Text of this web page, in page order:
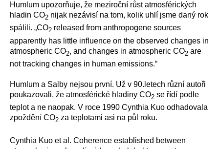
Humlum upozorňuje, že meziroční růst atmosférických
hladin CO2 nijak nezávisí na tom, kolik uhlí jsme daný rok
spálili. „CO2 released from anthropogene sources
apparently has little influence on the observed changes in
atmospheric CO2, and changes in atmospheric CO2 are
not tracking changes in human emissions.“
Humlum a Salby nejsou první. Už v 90.letech různí autoři
poukazovali, že atmosférické hladiny CO2 se řídí podle
teplot a ne naopak. V roce 1990 Cynthia Kuo odhadovala
zpoždění CO2 za teplotami asi na půl roku.
Cynthia Kuo et al. Coherence established between